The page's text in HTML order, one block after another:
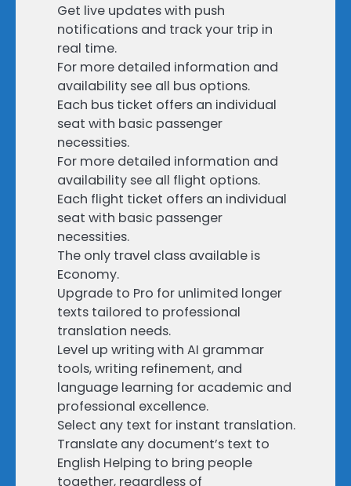
Get live updates with push
notifications and track your trip in
real time.
For more detailed information and
availability see all bus options.
Each bus ticket offers an individual
seat with basic passenger
necessities.
For more detailed information and
availability see all flight options.
Each flight ticket offers an individual
seat with basic passenger
necessities.
The only travel class available is
Economy.
Upgrade to Pro for unlimited longer
texts tailored to professional
translation needs.
Level up writing with AI grammar
tools, writing refinement, and
language learning for academic and
professional excellence.
Select any text for instant translation.
Translate any document’s text to
English Helping to bring people
together, regardless of